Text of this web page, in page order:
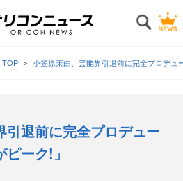
TOP 小笠原茉由、芸能界引退前に完全プロデ
引退前に完全プロデュー
ーク!」